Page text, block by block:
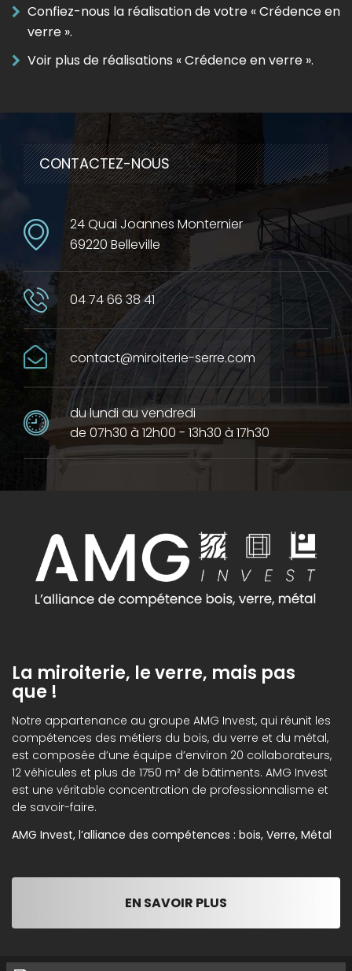
Confiez-nous la réalisation de votre « Crédence en
verre ».
Voir plus de réalisations « Crédence en verre ».
CONTACTEZ-NOUS
24 Quai Joannes Monternier
69220 Belleville
04 74 66 38 41
contact@miroiterie-serre.com
du lundi au vendredi
de 07h30 à 12h00 - 13h30 à 17h30
La miroiterie, le verre, mais pas
que !
Notre appartenance au groupe AMG Invest, qui réunit les
compétences des métiers du bois, du verre et du métal,
est composée d’une équipe d’environ 20 collaborateurs,
12 véhicules et plus de 1750 m² de bâtiments. AMG Invest
est une véritable concentration de professionnalisme et
de savoir-faire.
AMG Invest, l’alliance des compétences : bois, Verre, Métal
EN SAVOIR PLUS